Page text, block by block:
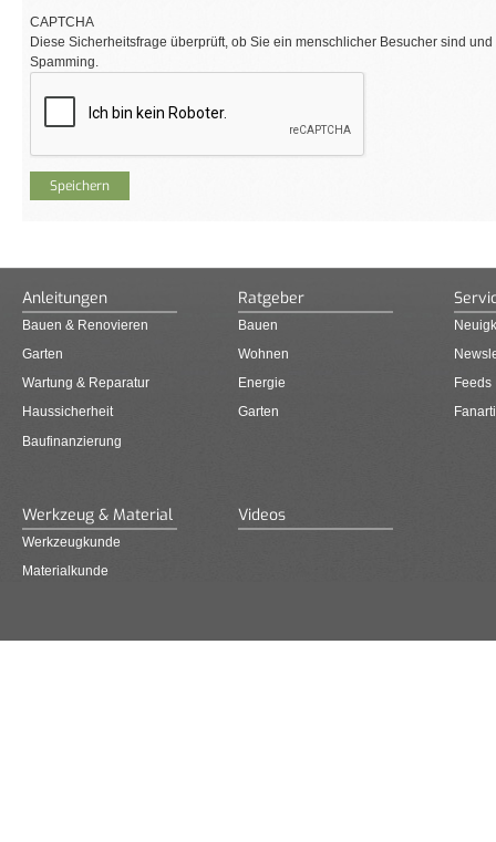
CAPTCHA
Diese Sicherheitsfrage überprüft, ob Sie ein menschlicher Besucher sind
Spamming.
Anleitungen
Bauen & Renovieren
Garten
Wartung & Reparatur
Haussicherheit
Baufinanzierung
Ratgeber
Bauen
Wohnen
Energie
Garten
Feeds
Werkzeug & Material
Werkzeugkunde
Materialkunde
Videos